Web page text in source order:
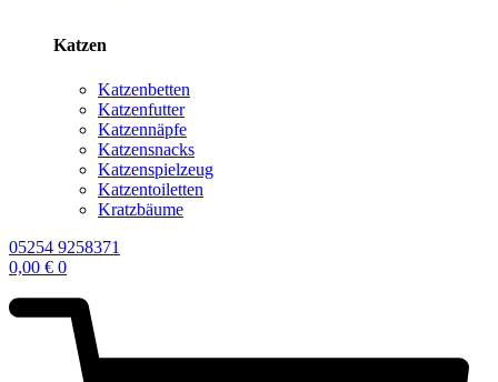
Katzen
Katzenbetten
Katzenfutter
Katzennäpfe
Katzensnacks
Katzenspielzeug
Katzentoiletten
Kratzbäume
05254 9258371
0,00 € 0